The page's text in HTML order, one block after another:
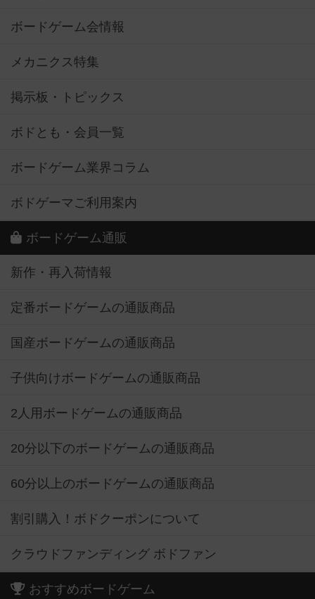
ボードゲーム会情報
メカニクス特集
掲示板・トピックス
ボドとも・会員一覧
ボードゲーム業界コラム
ボドゲーマご利用案内
ボードゲーム通販
新作・再入荷情報
定番ボードゲームの通販商品
国産ボードゲームの通販商品
子供向けボードゲームの通販商品
2人用ボードゲームの通販商品
20分以下のボードゲームの通販商品
60分以上のボードゲームの通販商品
割引購入！ボドクーポンについて
クラウドファンディング ボドファン
おすすめボードゲーム